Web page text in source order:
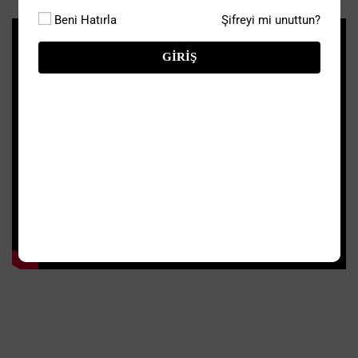
Beni Hatırla Şifreyi mi unuttun?
GIRIŞ